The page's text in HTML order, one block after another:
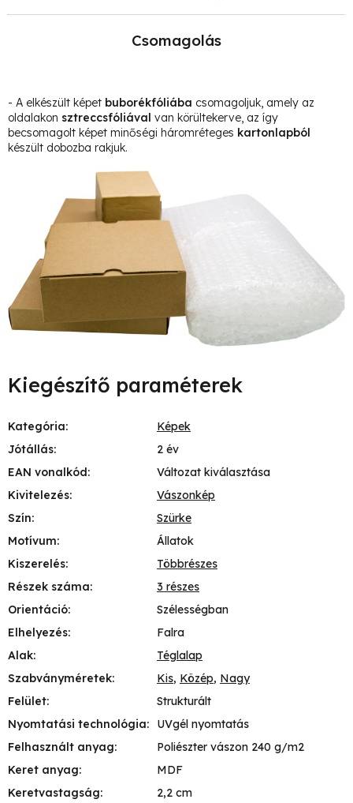
Csomagolás
- A elkészült képet buborékfóliába csomagoljuk, amely az
oldalakon sztreccsfóliával van körültekerve, az így
becsomagolt képet minőségi háromréteges kartonlapból
készült dobozba rakjuk.
Kiegészítő paraméterek
Kategória:
Képek
Jótállás:
2 év
EAN vonalkód:
Változat kiválasztása
Kivitelezés:
Vászonkép
Szín:
Szürke
Motívum:
Állatok
Kiszerelés:
Többrészes
Részek száma:
3 részes
Orientáció:
Szélességban
Elhelyezés:
Falra
Alak:
Téglalap
Szabványméretek: Kis, Közép, Nagy
Felület:
Strukturált
Nyomtatási technológia:
UVgél nyomtatás
Felhasznált anyag:
Poliészter vászon 240 g/m2
Keret anyag:
MDF
Keretvastagság: 2,2 cm